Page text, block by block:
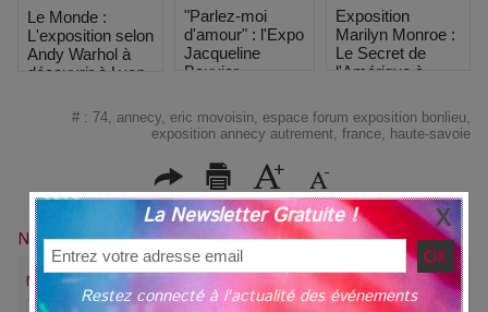
Le Monde :
L'exposition selon
Andy Warhol à
découvrir à Lyon
"Parlez-moi
d'amour" : l'Expo
Jacqueline
Bouvier
Marseille
Exposition
Marilyn Monroe :
Le Secret de
l'Amérique à
# : 74, annecy, eric movoisin, espace forum exposition bonlieu,
exposition annecy autrement, france, haute-savoie
Nouveau commentaire :
Nom * :
La Newsletter Gratuite !
Restez connecté à l'actualité des événements